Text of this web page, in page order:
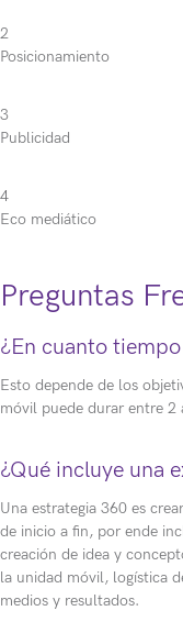
2
Posicionamiento
3
Publicidad
4
Eco mediático
Preguntas
¿En cuanto
Esto depende de los
móvil puede durar entre 2
¿Qué incluye una
Una estrategia 360 es
de inicio a fin, por ende
creación de idea y
la unidad móvil, logística
medios y resultados.